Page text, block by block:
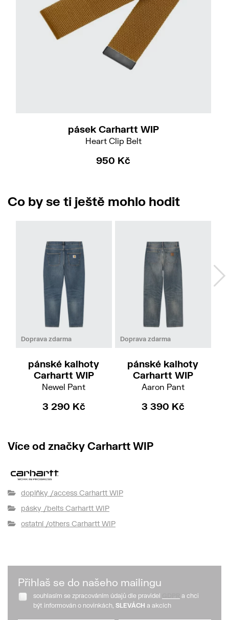
pásek Carhartt WIP
Heart Clip Belt
950 Kč
Co by se ti ještě mohlo hodit
Doprava zdarma
31323334
pánské kalhoty
Carhartt WIP
Newel Pant
3 290 Kč
Doprava zdarma
32
pánské kalhoty
Carhartt WIP
Aaron Pant
3 390 Kč
Více od značky Carhartt WIP
doplňky /access Carhartt WIP
pásky /belts Carhartt WIP
ostatní /others Carhartt WIP
Přihlaš se do našeho mailingu
souhlasím se zpracováním údajů dle pravidel
a chci
být informován o novinkách, SLEVÁCH a akcích